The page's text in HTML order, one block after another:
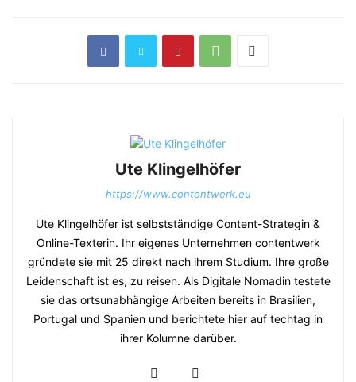
Ute Klingelhöfer
https://www.contentwerk.eu
Ute Klingelhöfer ist selbstständige Content-Strategin &
Online-Texterin. Ihr eigenes Unternehmen contentwerk
gründete sie mit 25 direkt nach ihrem Studium. Ihre große
Leidenschaft ist es, zu reisen. Als Digitale Nomadin testete
sie das ortsunabhängige Arbeiten bereits in Brasilien,
Portugal und Spanien und berichtete hier auf techtag in
ihrer Kolumne darüber.